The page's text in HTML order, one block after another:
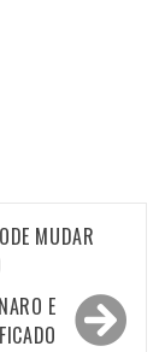
MUDAR
E